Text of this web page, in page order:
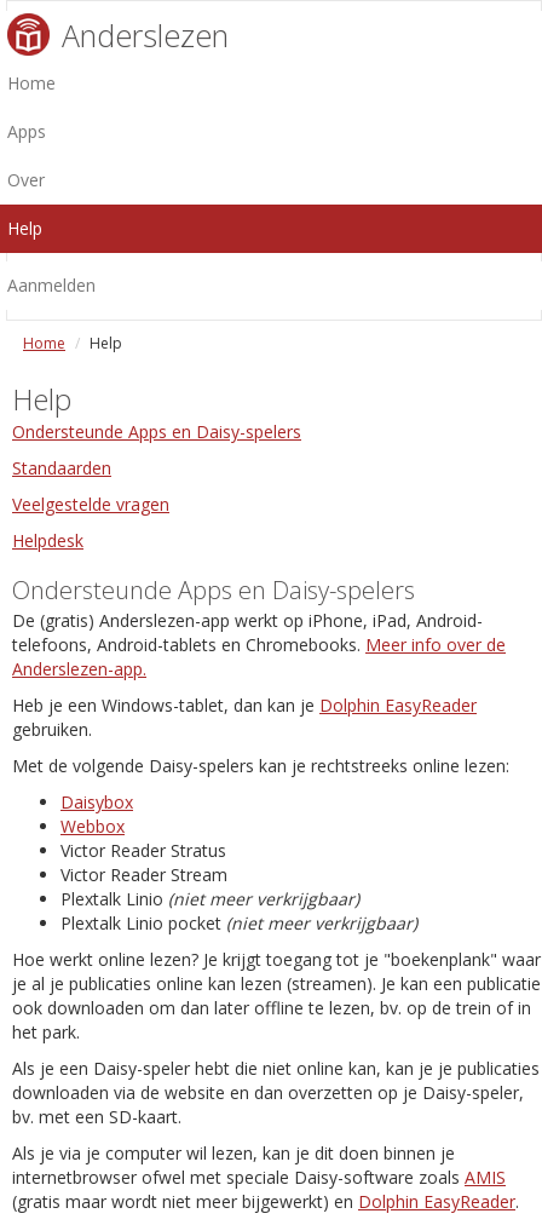
Anderslezen
Home
Apps
Over
Help
Aanmelden
Home Help
Help
Ondersteunde Apps en Daisy-spelers
Standaarden
Veelgestelde vragen
Helpdesk
Ondersteunde Apps en Daisy-spelers
De (gratis) Anderslezen-app werkt op iPhone, iPad, Android-
telefoons, Android-tablets en Chromebooks. Meer info over de
Anderslezen-app.
Heb je een Windows-tablet, dan kan je Dolphin EasyReader
gebruiken.
Met de volgende Daisy-spelers kan je rechtstreeks online lezen:
Daisybox
Webbox
Victor Reader Stratus
Victor Reader Stream
Plextalk Linio (niet meer verkrijgbaar)
Plextalk Linio pocket (niet meer verkrijgbaar)
Hoe werkt online lezen? Je krijgt toegang tot je "boekenplank" waar
je al je publicaties online kan lezen (streamen). Je kan een publicatie
ook downloaden om dan later offline te lezen, bv. op de trein of in
het park.
Als je een Daisy-speler hebt die niet online kan, kan je je publicaties
downloaden via de website en dan overzetten op je Daisy-speler,
bv. met een SD-kaart.
Als je via je computer wil lezen, kan je dit doen binnen je
internetbrowser ofwel met speciale Daisy-software zoals AMIS
(gratis maar wordt niet meer bijgewerkt) en Dolphin EasyReader.